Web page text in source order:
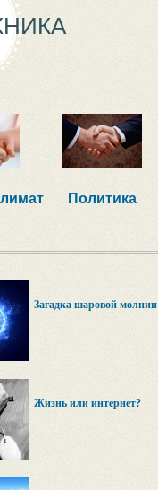
Политика
Загадка шаровой молнии
Жизнь или интернет?